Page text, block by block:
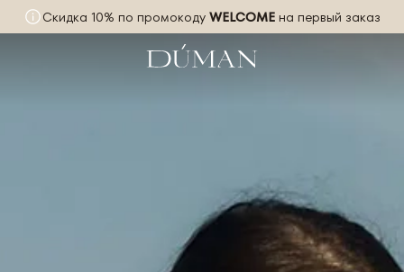
Скидка 10% по промокоду WELCOME на первый заказ